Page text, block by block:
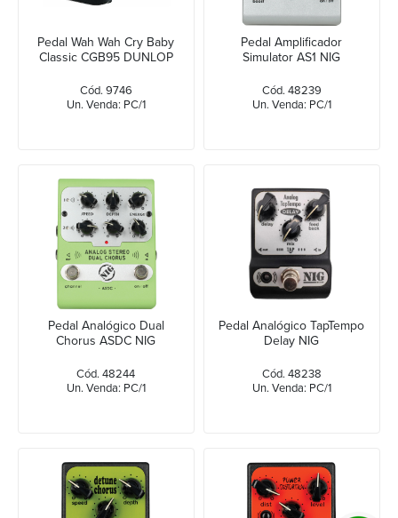
Pedal Wah Wah Cry Baby
Classic CGB95 DUNLOP
Cód. 9746
Un. Venda: PC/1
Pedal Amplificador
Simulator AS1 NIG
Cód. 48239
Un. Venda: PC/1
Pedal Analógico Dual
Chorus ASDC NIG
Cód. 48244
Un. Venda: PC/1
Pedal Analógico TapTempo
Delay NIG
Cód. 48238
Un. Venda: PC/1